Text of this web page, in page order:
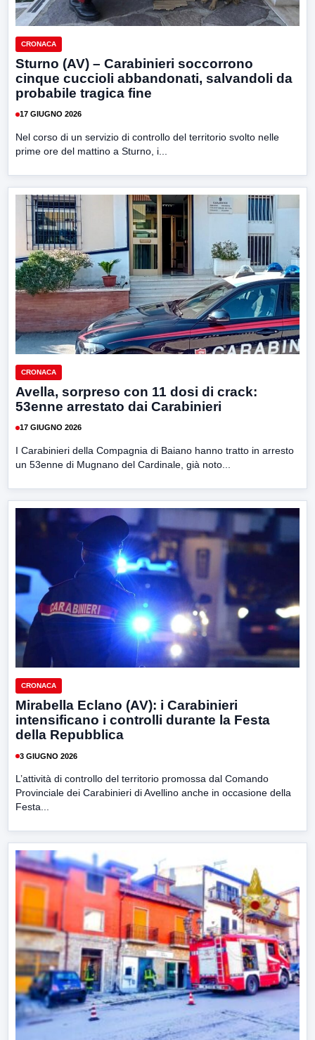
CRONACA
Sturno (AV) – Carabinieri soccorrono
cinque cuccioli abbandonati, salvandoli da
probabile tragica fine
17 GIUGNO 2026
Nel corso di un servizio di controllo del territorio svolto nelle
prime ore del mattino a Sturno, i...
CRONACA
Avella, sorpreso con 11 dosi di crack:
53enne arrestato dai Carabinieri
17 GIUGNO 2026
I Carabinieri della Compagnia di Baiano hanno tratto in arresto
un 53enne di Mugnano del Cardinale, già noto...
CRONACA
Mirabella Eclano (AV): i Carabinieri
intensificano i controlli durante la Festa
della Repubblica
3 GIUGNO 2026
L’attività di controllo del territorio promossa dal Comando
Provinciale dei Carabinieri di Avellino anche in occasione della
Festa...